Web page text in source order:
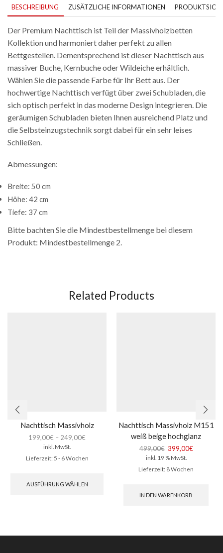
BESCHREIBUNG ZUSÄTZLICHE INFORMATIONEN
Der Premium Nachttisch ist Teil der Massivholzbetten
Kollektion und harmoniert daher perfekt zu allen
Bettgestellen. Dementsprechend ist dieser Nachttisch aus
massiver Buche, Kernbuche oder Wildeiche erhältlich.
Wählen Sie die passende Farbe für Ihr Bett aus. Der
hochwertige Nachttisch verfügt über zwei Schubladen, die
sich optisch perfekt in das moderne Design integrieren. Die
geräumigen Schubladen bieten Ihnen ausreichend Platz und
die Selbsteinzugstechnik sorgt dabei für ein sehr leises
Schließen.
Abmessungen:
Breite: 50 cm
Höhe: 42 cm
Tiefe: 37 cm
Bitte bachten Sie die Mindestbestellmenge bei diesem
Produkt: Mindestbestellmenge 2.
Related Products
Nachttisch Massivholz
199,00€ – 249,00€
inkl. MwSt.
Lieferzeit: 5 - 6 Wochen
AUSFÜHRUNG WÄHLEN
Optionen
Nachttisch Massivholz M151
weiß beige hochglanz
499,00€ Ursprünglicher
Preis
war:
399,00€Aktueller
ist:
inkl. 19 % MwSt.
Lieferzeit: 8 Wochen
IN DEN WARENKORB